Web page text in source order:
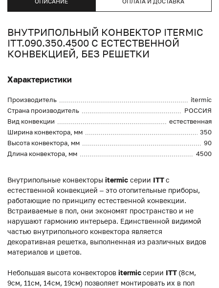
ВНУТРИПОЛЬНЫЙ КОНВЕКТОР ITERMIC
ITT.090.350.4500 С ЕСТЕСТВЕННОЙ
КОНВЕКЦИЕЙ, БЕЗ РЕШЕТКИ
Характеристики
Производитель
itermic
Страна производитель
РОССИЯ
Вид конвекции
естественная
Ширина конвектора, мм
350
Высота конвектора, мм
90
Длина конвектора, мм
4500
Внутрипольные конвекторы itermic серии ITTс
естественной конвекцией – это отопительные приборы,
работающие по принципу естественной конвекции.
Встраиваемые в пол, они экономят пространство и не
нарушают гармонию интерьера. Единственной видимой
частью внутрипольного конвектора является
декоративная решетка, выполненная из различных видов
материалов и цветов.
Небольшая высота конвекторов itermicсерии ITT (8см,
9см, 11см, 14см, 19см) позволяет монтировать их в пол